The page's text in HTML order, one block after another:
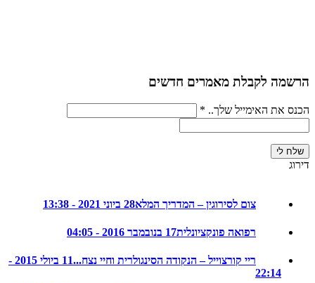
לקבלת מאמרים חדשים
את האימייל שלך.. *
צום לסירוגין – המדריך המלא 28 ביוני 2021 - 13:38
רפואה פונקציונלית17 בנובמבר 2016 - 04:05
ריי קורצוייל – הנקודה הסינגולרית וחיי נצח...
11 ביולי 2015 -